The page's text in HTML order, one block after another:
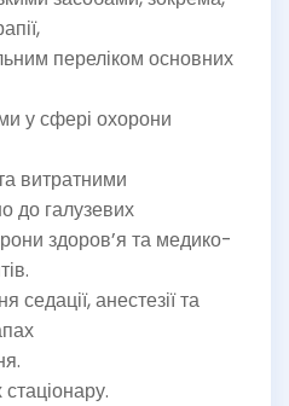
переліком основних
у сфері охорони
витратними
до галузевих
здоров’я та медико-
анестезії та